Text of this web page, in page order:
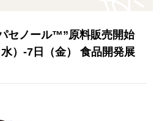
セノール™”原料販売開始
）-7日（金） 食品開発展